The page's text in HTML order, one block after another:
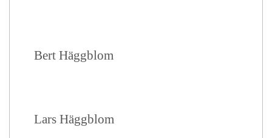
Bert Häggblom
Lars Häggblom